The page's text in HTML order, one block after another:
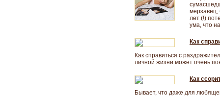
мерзавец,
лет (!)
ума, что
Как
Как справиться с
личной жизни может очень
Как
Бывает, что даже для